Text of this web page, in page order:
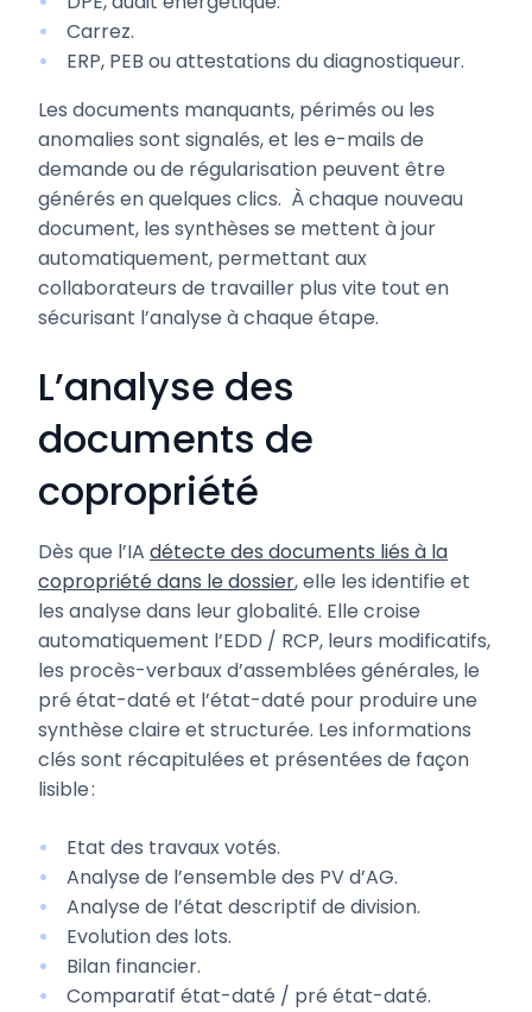
Carrez.
ERP, PEB ou attestations du diagnostiqueur.
Les documents manquants, périmés ou les
anomalies sont signalés, et les e-mails de
demande ou de régularisation peuvent être
générés en quelques clics. À chaque nouveau
document, les synthèses se mettent à jour
automatiquement, permettant aux
collaborateurs de travailler plus vite tout en
sécurisant l’analyse à chaque étape.
L’analyse des
documents de
copropriété
Dès que l’IA détecte des documents liés à la
copropriété dans le dossier, elle les identifie et
les analyse dans leur globalité. Elle croise
automatiquement l’EDD / RCP, leurs modificatifs,
les procès-verbaux d’assemblées générales, le
pré état-daté et l’état-daté pour produire une
synthèse claire et structurée. Les informations
clés sont récapitulées et présentées de façon
lisible :
Etat des travaux votés.
Analyse de l’ensemble des PV d’AG.
Analyse de l’état descriptif de division.
Evolution des lots.
Bilan financier.
Comparatif état-daté / pré état-daté.